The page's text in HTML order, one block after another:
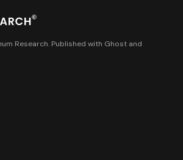
Research. Published with Ghost and